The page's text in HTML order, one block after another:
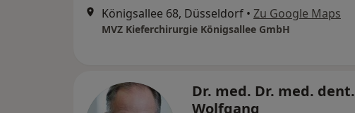
Königsallee 68, Düsseldorf • Zu Google Maps
MVZ Kieferchirurgie Königsallee GmbH
Dr. med. Dr. med. dent.
Wolfgang